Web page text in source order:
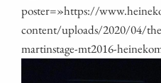
poster=»https://
content/uploads/2020/04/
martinstage-mt2016-